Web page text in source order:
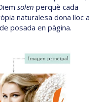
solen perquè cada
naturalesa dona lloc a
posada en pàgina.